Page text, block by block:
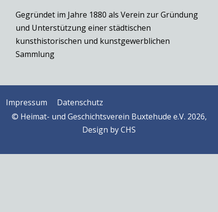
Gegründet im Jahre 1880 als Verein zur Gründung
und Unterstützung einer städtischen
kunsthistorischen und kunstgewerblichen
Sammlung
Impressum
Datenschutz
© Heimat- und Geschichtsverein Buxtehude e.V. 2026,
Design byCHS